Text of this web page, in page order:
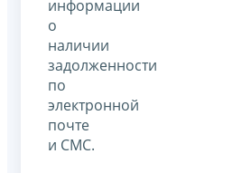
информации
о
наличии
задолженности
по
электронной
почте
и СМС.